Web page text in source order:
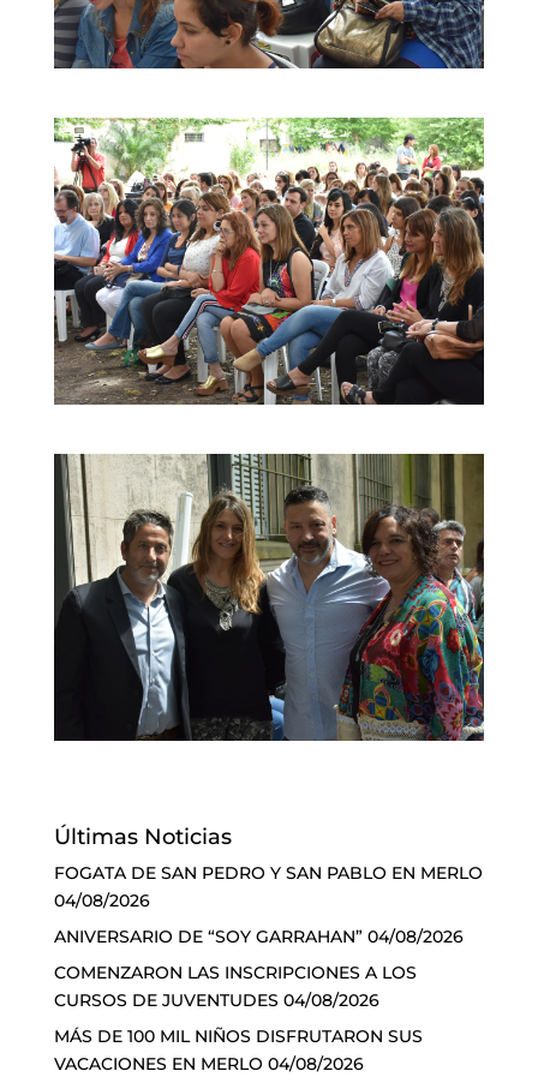
Últimas Noticias
FOGATA DE SAN PEDRO Y SAN PABLO EN MERLO
04/08/2026
ANIVERSARIO DE “SOY GARRAHAN” 04/08/2026
COMENZARON LAS INSCRIPCIONES A LOS
CURSOS DE JUVENTUDES 04/08/2026
MÁS DE 100 MIL NIÑOS DISFRUTARON SUS
VACACIONES EN MERLO 04/08/2026